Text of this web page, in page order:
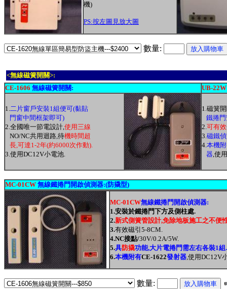
機)
PS:按左圖見放大圖
數量:
<無線磁簧開關>:
CE-1606 無線磁簧開關: UB-22W
1.二片窗戶安裝1組便可(黏貼
門窗中間框架即可)
2.全國唯一節電設計,使用三線
NO/NC共用迴路,待機時間超
長,可達1-2年(約6000次作動).
3.使用DC12V小電池.
1.磁簧
鐵捲
2.可有
3.磁鐵
4.本機
器,使用
MC-01CW 無線鐵捲門開啟偵測器:(防撬型)
MC-01CW無線鐵捲門開啟偵測器:
1.安裝於鐵捲門下方及側柱處.
2.新式側簧管設計,免除地板施工之不便
3.有效磁引 5-8CM.
4.NC接點/30V/0.2A/5W.
5.具防撬功能,大片電捲門需左右各裝1組.
6.本機附有CE-1622發射器,使用DC12V
數量: